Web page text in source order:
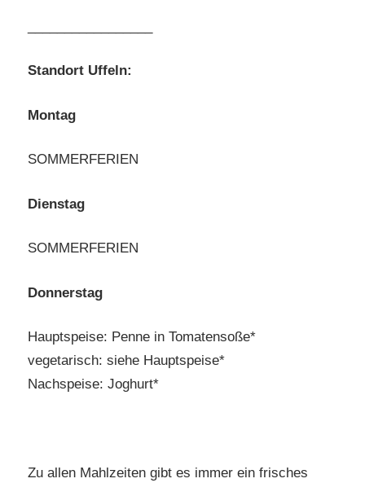
Standort Uffeln:
Montag
SOMMERFERIEN
Dienstag
SOMMERFERIEN
Donnerstag
Hauptspeise: Penne in Tomatensoße*
vegetarisch: siehe Hauptspeise*
Nachspeise: Joghurt*
Zu allen Mahlzeiten gibt es immer ein frisches